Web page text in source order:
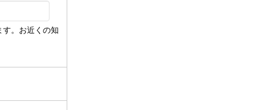
。お近くの知